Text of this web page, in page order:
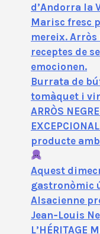
d’Andorra la
Marisc fresc
mereix.
receptes de
emocionen.
Burrata de
tomàquet i
ARRÒS
producte
Aquest
gastronòmic
Alsacienne
Jean‑Louis
L’HÉRITAGE